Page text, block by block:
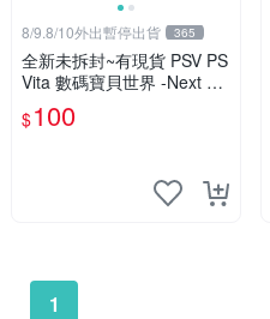
8/9.8/10外出暫停出貨 365
全新未拆封~有現貨 PSV PS
Vita 數碼寶貝世界 -Next Or
der-新秩序 特典 特點 原聲
帶CD 不含遊戲
$100
1